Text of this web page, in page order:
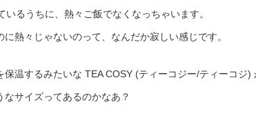
いるうちに、熱々ご飯でなくなっちゃいます。
に熱々じゃないのって、なんだか寂しい感じです。
保温するみたいな TEA COSY (ティーコジー/ティーコジ)
なサイズってあるのかなあ？